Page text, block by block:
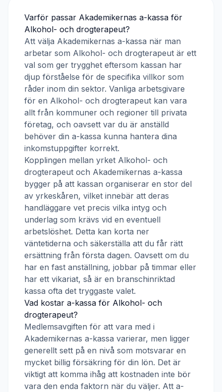
Varför passar Akademikernas a-kassa för
Alkohol- och drogterapeut?
Att välja Akademikernas a-kassa när man
arbetar som Alkohol- och drogterapeut är ett
val som ger trygghet eftersom kassan har
djup förståelse för de specifika villkor som
råder inom din sektor. Vanliga arbetsgivare
för en Alkohol- och drogterapeut kan vara
allt från kommuner och regioner till privata
företag, och oavsett var du är anställd
behöver din a-kassa kunna hantera dina
inkomstuppgifter korrekt.
Kopplingen mellan yrket Alkohol- och
drogterapeut och Akademikernas a-kassa
bygger på att kassan organiserar en stor del
av yrkeskåren, vilket innebär att deras
handläggare vet precis vilka intyg och
underlag som krävs vid en eventuell
arbetslöshet. Detta kan korta ner
väntetiderna och säkerställa att du får rätt
ersättning från första dagen. Oavsett om du
har en fast anställning, jobbar på timmar eller
har ett vikariat, så är en branschinriktad
kassa ofta det tryggaste valet.
Vad kostar a-kassa för Alkohol- och
drogterapeut?
Medlemsavgiften för att vara med i
Akademikernas a-kassa varierar, men ligger
generellt sett på en nivå som motsvarar en
mycket billig försäkring för din lön. Det är
viktigt att komma ihåg att kostnaden inte bör
vara den enda faktorn när du väljer. Att a-